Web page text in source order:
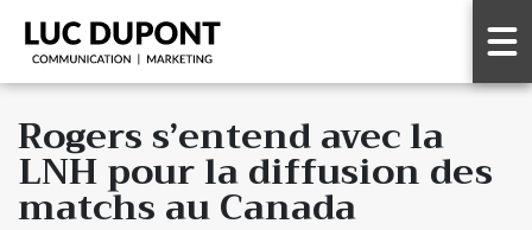
Rogers s’entend avec la
LNH pour la diffusion des
matchs au Canada